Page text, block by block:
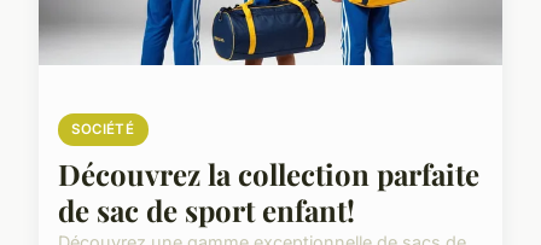
SOCIÉTÉ
Découvrez la collection parfaite
de sac de sport enfant!